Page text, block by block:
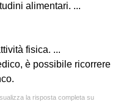
alimentari. ...
fisica. ...
è possibile ricorrere
la risposta completa su